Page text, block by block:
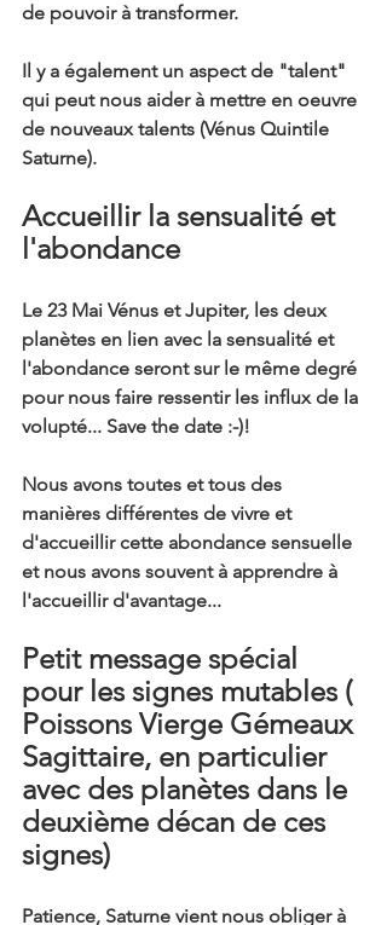
de pouvoir à transformer.
Il y a également un aspect de "talent"
qui peut nous aider à mettre en oeuvre
de nouveaux talents (Vénus Quintile
Saturne).
Accueillir la sensualité et
l'abondance
Le 23 Mai Vénus et Jupiter, les deux
planètes en lien avec la sensualité et
l'abondance seront sur le même degré
pour nous faire ressentir les influx de la
volupté... Save the date :-)!
Nous avons toutes et tous des
manières différentes de vivre et
d'accueillir cette abondance sensuelle
et nous avons souvent à apprendre à
l'accueillir d'avantage...
Petit message spécial
pour les signes mutables (
Poissons Vierge Gémeaux
Sagittaire, en particulier
avec des planètes dans le
deuxième décan de ces
signes)
Patience, Saturne vient nous obliger à